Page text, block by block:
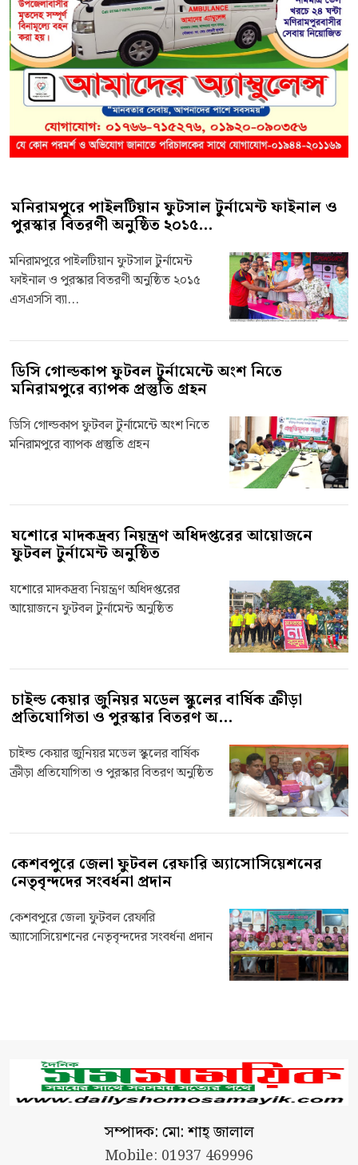
মনিরামপুরে পাইলটিয়ান ফুটসাল টুর্নামেন্ট ফাইনাল ও
পুরস্কার বিতরণী অনুষ্ঠিত ২০১৫...
মনিরামপুরে পাইলটিয়ান ফুটসাল টুর্নামেন্ট
ফাইনাল ও পুরস্কার বিতরণী অনুষ্ঠিত ২০১৫
এসএসসি ব্যা...
ডিসি গোল্ডকাপ ফুটবল টুর্নামেন্টে অংশ নিতে
মনিরামপুরে ব্যাপক প্রস্তুতি গ্রহন
ডিসি গোল্ডকাপ ফুটবল টুর্নামেন্টে অংশ নিতে
মনিরামপুরে ব্যাপক প্রস্তুতি গ্রহন
যশোরে মাদকদ্রব্য নিয়ন্ত্রণ অধিদপ্তরের আয়োজনে
ফুটবল টুর্নামেন্ট অনুষ্ঠিত
যশোরে মাদকদ্রব্য নিয়ন্ত্রণ অধিদপ্তরের
আয়োজনে ফুটবল টুর্নামেন্ট অনুষ্ঠিত
চাইল্ড কেয়ার জুনিয়র মডেল স্কুলের বার্ষিক ক্রীড়া
প্রতিযোগিতা ও পুরস্কার বিতরণ অ...
চাইল্ড কেয়ার জুনিয়র মডেল স্কুলের বার্ষিক
ক্রীড়া প্রতিযোগিতা ও পুরস্কার বিতরণ অনুষ্ঠিত
কেশবপুরে জেলা ফুটবল রেফারি অ্যাসোসিয়েশনের
নেতৃবৃন্দদের সংবর্ধনা প্রদান
কেশবপুরে জেলা ফুটবল রেফারি
অ্যাসোসিয়েশনের নেতৃবৃন্দদের সংবর্ধনা প্রদান
সম্পাদক: মো: শাহ্ জালাল
Mobile: 01937 469996